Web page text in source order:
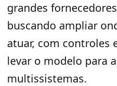
grandes
buscando ampliar
atuar, com controles
levar o modelo para
multissistemas.